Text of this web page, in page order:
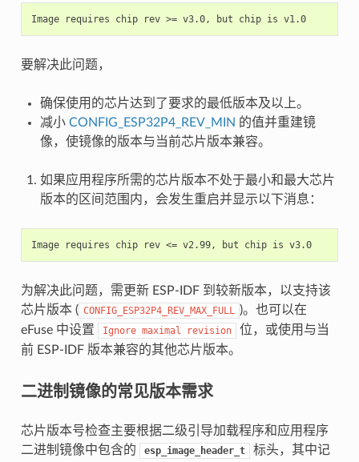
Image requires chip rev >= v3.0, but chip is v1.0
要解决此问题，
确保使用的芯片达到了要求的最低版本及以上。
减小 CONFIG_ESP32P4_REV_MIN 的值并重建镜
像，使镜像的版本与当前芯片版本兼容。
如果应用程序所需的芯片版本不处于最小和最大芯片
版本的区间范围内，会发生重启并显示以下消息：
Image requires chip rev <= v2.99, but chip is v3.0
为解决此问题，需更新 ESP-IDF 到较新版本，以支持该
芯片版本 ( CONFIG_ESP32P4_REV_MAX_FULL )。也可以在
eFuse 中设置
Ignore maximal revision
位，或使用与当
前 ESP-IDF 版本兼容的其他芯片版本。
二进制镜像的常见版本需求
芯片版本号检查主要根据二级引导加载程序和应用程序
二进制镜像中包含的
esp_image_header_t
标头，其中记